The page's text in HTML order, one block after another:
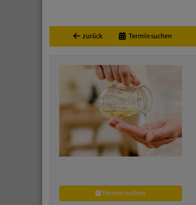
zurück Termin suchen
Termin suchen